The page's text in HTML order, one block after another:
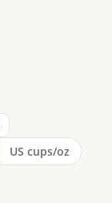
US cups/oz